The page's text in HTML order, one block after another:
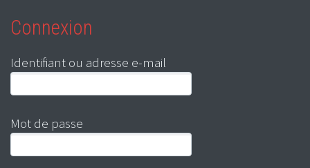
Connexion
Identifiant ou adresse e-mail
Mot de passe